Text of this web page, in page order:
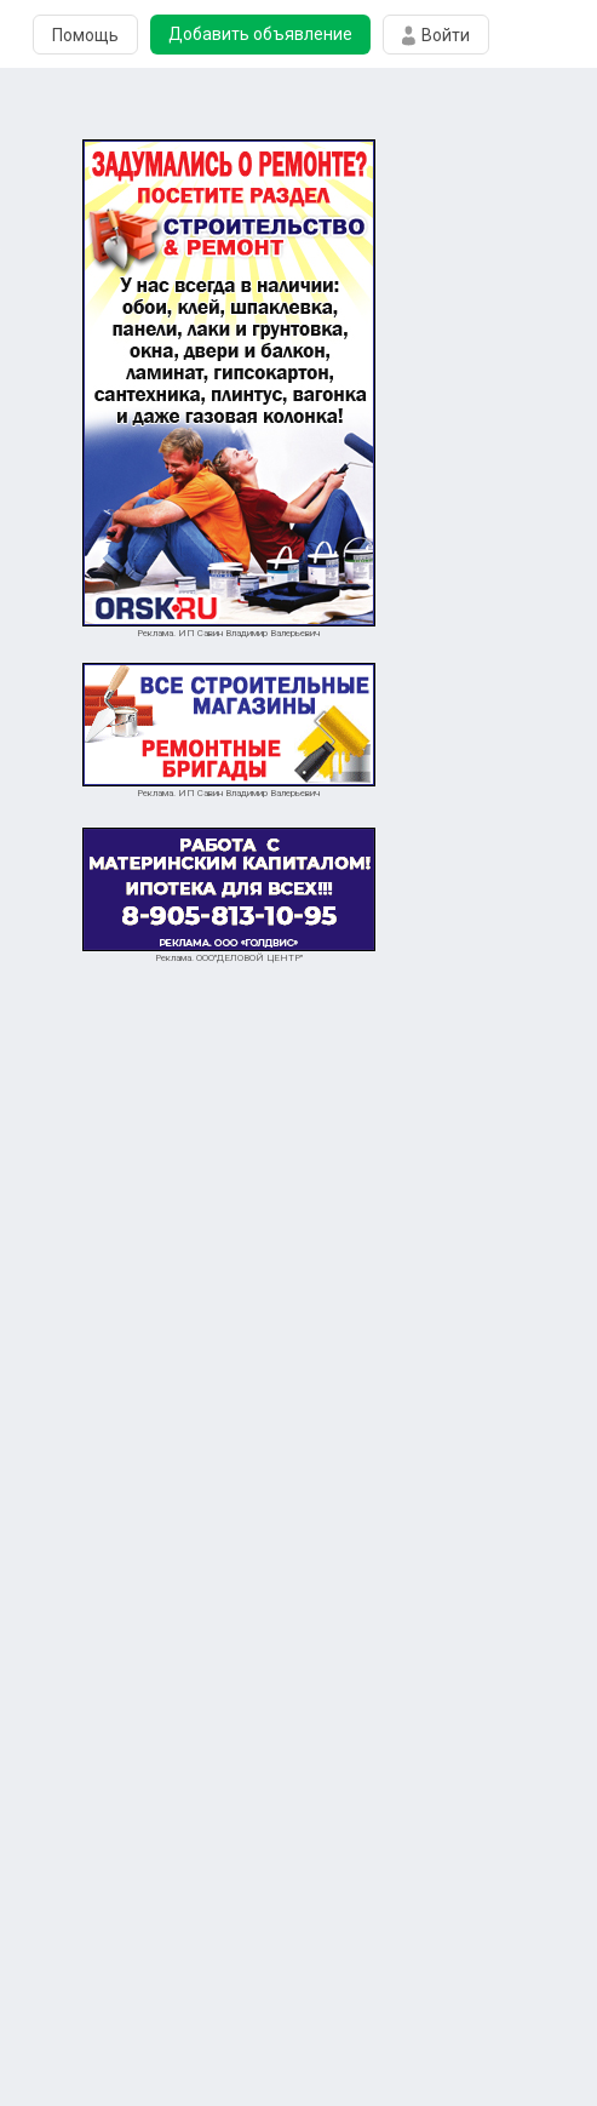
Помощь Добавить объявление Войти
Реклама. ИП Савин Владимир Валерьевич
Реклама. ИП Савин Владимир Валерьевич
Реклама. ООО"ДЕЛОВОЙ ЦЕНТР"